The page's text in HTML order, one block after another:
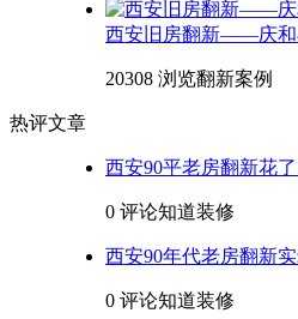
西安旧房翻新——庆和
20308 浏览翻新案例
热评文章
西安90平老房翻新花
0 评论知道装修
西安90年代老房翻新
0 评论知道装修